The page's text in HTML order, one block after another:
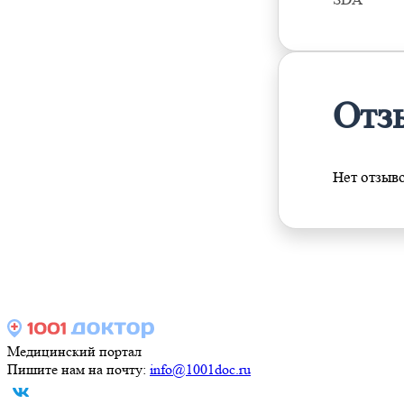
Нет
Медицинский портал
Пишите нам на почту: info@1001doc.ru